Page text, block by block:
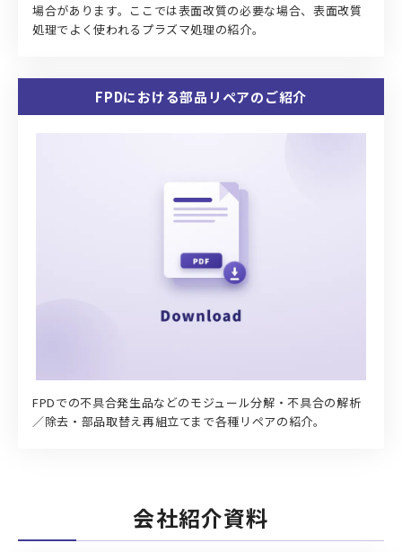
場合があります。ここでは表面改質の必要な場合、表面改質
処理でよく使われるプラズマ処理の紹介。
FPDにおける部品リペアのご紹介
FPDでの不具合発生品などのモジュール分解・不具合の解析
／除去・部品取替え再組立てまで各種リペアの紹介。
会社紹介資料